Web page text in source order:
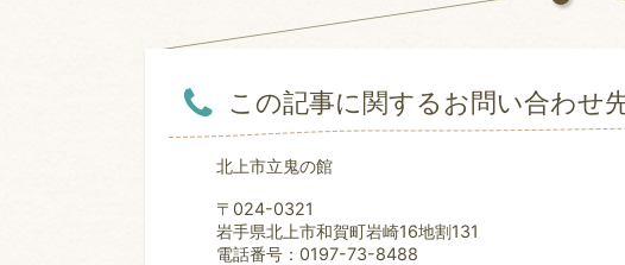
この記事に関するお問い合わせ
北上市立鬼の館
〒024-0321
岩手県北上市和賀町岩崎16地割131
電話番号：0197-73-8488